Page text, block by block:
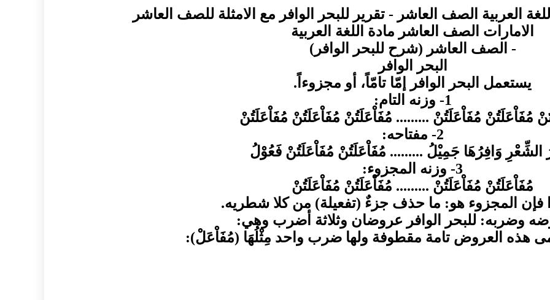
العربية الصف العاشر - تقرير للبحر الوافر مع الامثلة للصف العاشر
الامارات الصف العاشر مادة اللغة العربية
- الصف العاشر (شرح للبحر الوافر)
البحر الوافر
يستعمل البحر الوافر إمّا تامّاً، أو مجزوءاً .
1- وزنه التام:
مُفَاْعَلَتُنْ مُفَاْعَلَتُنْ ......... مُفَاْعَلَتُنْ مُفَاْعَلَتُنْ مُفَاْعَلَتُنْ
2- مفتاحه:
الشِّعْرِ وَافِرُهَا جَمِيْلُ ......... مُفَاْعَلَتُنْ مُفَاْعَلَتُنْ فَعُوْلُ
3-
وزنه المجزوء:
مُفَاْعَلَتُنْ مُفَاْعَلَتُنْ ......... مُفَاْعَلَتُنْ مُفَاْعَلَتُنْ
فإن المجزوء هو: ما حذف جزءٌ (تفعيلة) من كلا شطريه.
وضربه: للبحر الوافر عروضان وثلاثة أضرب وهي:
هذه العروض تامة مقطوفة ولها ضرب واحد مِثْلُهَا (مُفَاْعَلْ):